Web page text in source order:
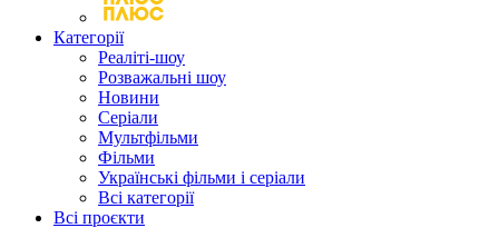
Категорії
Реаліті-шоу
Розважальні шоу
Новини
Серіали
Мультфільми
Фільми
Українські фільми і серіали
Всі категорії
Всі проєкти